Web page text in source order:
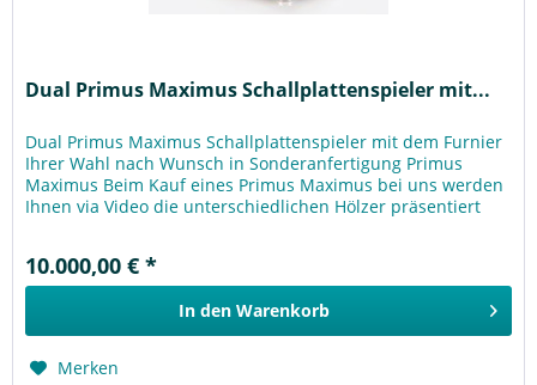
Dual Primus Maximus Schallplattenspieler mit...
Dual Primus Maximus Schallplattenspieler mit dem Furnier
Ihrer Wahl nach Wunsch in Sonderanfertigung Primus
Maximus Beim Kauf eines Primus Maximus bei uns werden
Ihnen via Video die unterschiedlichen Hölzer präsentiert
10.000,00 € *
In den Warenkorb
Merken